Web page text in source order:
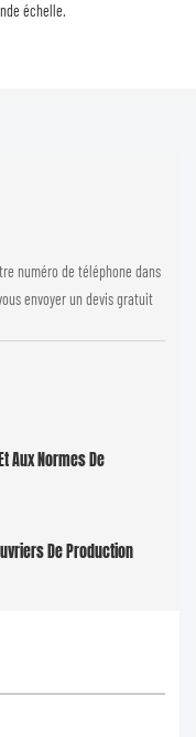
échelle.
numéro de téléphone dans
envoyer un devis gratuit
Aux Normes De
De Production